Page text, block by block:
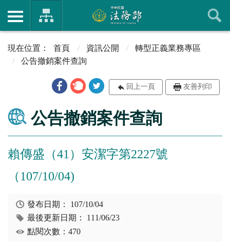
首頁 資訊公開
轉型正義業務專區
公告撤銷案件查詢
回上一頁 友善列印
公告撤銷案件查詢
賴傳盛（41）安潔字第2227號
（107/10/04)
發布日期： 107/10/04
最後更新日期： 111/06/23
點閱次數：470